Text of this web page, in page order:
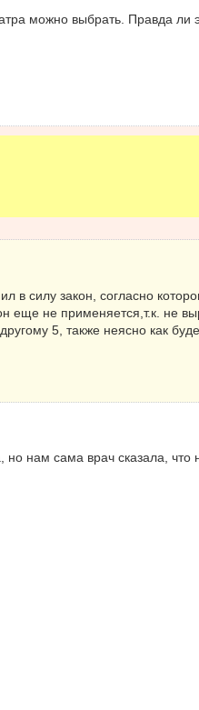
можно выбрать. Правда ли
в силу закон, согласно
еще не применяется,т.к. не
5, также неясно как
нам сама врач сказала, что